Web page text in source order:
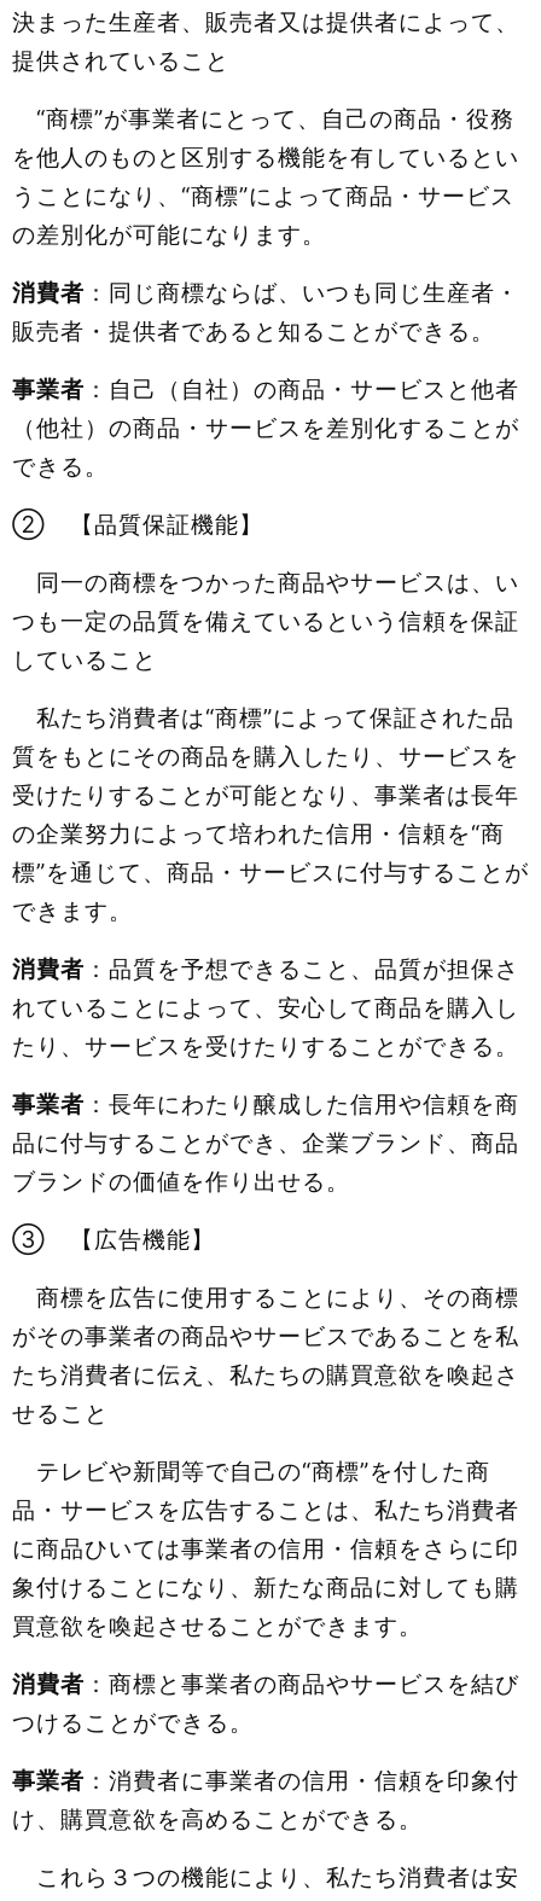
決まった生産者、販売者又は提供者によって、
提供されていること
“商標”が事業者にとって、自己の商品・役務
を他人のものと区別する機能を有しているとい
うことになり、“商標”によって商品・サービス
の差別化が可能になります。
消費者 ：同じ商標ならば、いつも同じ生産者・
販売者・提供者であると知ることができる。
事業者 ：自己（自社）の商品・サービスと他者
（他社）の商品・サービスを差別化することが
できる。
② 【品質保証機能】
同一の商標をつかった商品やサービスは、い
つも一定の品質を備えているという信頼を保証
していること
私たち消費者は“商標”によって保証された品
質をもとにその商品を購入したり、サービスを
受けたりすることが可能となり、事業者は長年
の企業努力によって培われた信用・信頼を“商
標”を通じて、商品・サービスに付与することが
できます。
消費者 ：品質を予想できること、品質が担保さ
れていることによって、安心して商品を購入し
たり、サービスを受けたりすることができる。
事業者 ：長年にわたり醸成した信用や信頼を商
品に付与することができ、企業ブランド、商品
ブランドの価値を作り出せる。
③ 【広告機能】
商標を広告に使用することにより、その商標
がその事業者の商品やサービスであることを私
たち消費者に伝え、私たちの購買意欲を喚起さ
せること
テレビや新聞等で自己の“商標”を付した商
品・サービスを広告することは、私たち消費者
に商品ひいては事業者の信用・信頼をさらに印
象付けることになり、新たな商品に対しても購
買意欲を喚起させることができます。
消費者 ：商標と事業者の商品やサービスを結び
つけることができる。
事業者 ：消費者に事業者の信用・信頼を印象付
け、購買意欲を高めることができる。
これら３つの機能により、私たち消費者は安